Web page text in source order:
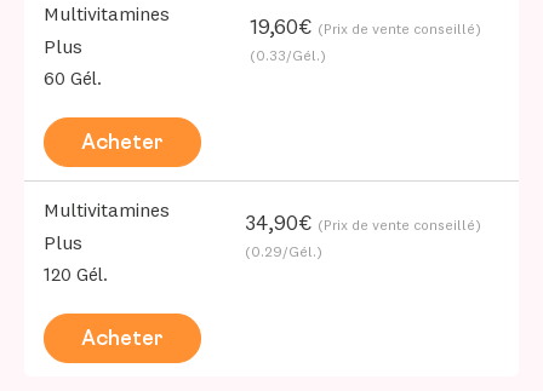
Multivitamines
Plus
60 Gél.
19,60€ (Prix de vente conseillé)
(0.33/Gél.)
Acheter
Multivitamines
Plus
120 Gél.
34,90€ (Prix de vente conseillé)
(0.29/Gél.)
Acheter